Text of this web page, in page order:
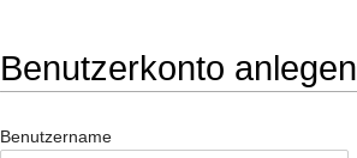
Benutzerkonto anlegen
Benutzername